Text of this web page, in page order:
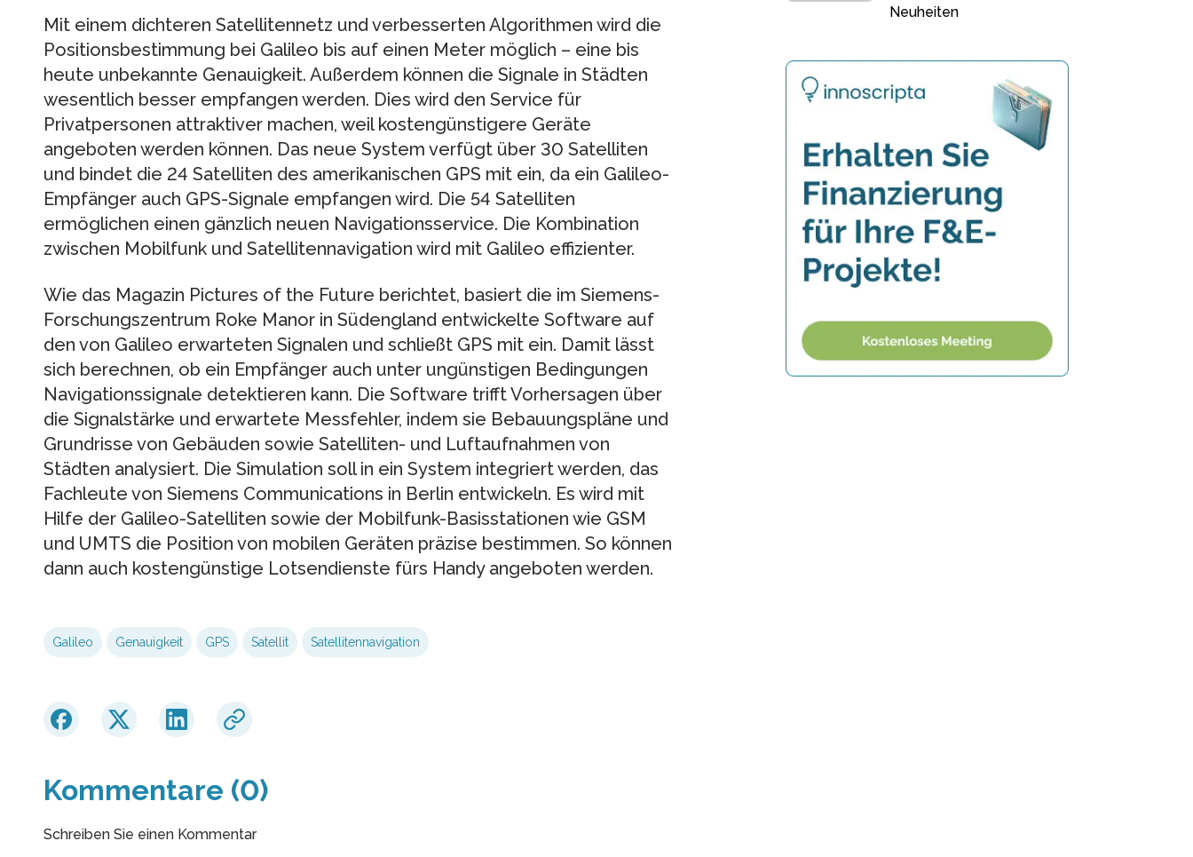
Mit einem dichteren Satellitennetz und verbesserten Algorithmen wird die
Positionsbestimmung bei Galileo bis auf einen Meter möglich – eine bis
heute unbekannte Genauigkeit. Außerdem können die Signale in Städten
wesentlich besser empfangen werden. Dies wird den Service für
Privatpersonen attraktiver machen, weil kostengünstigere Geräte
angeboten werden können. Das neue System verfügt über 30 Satelliten
und bindet die 24 Satelliten des amerikanischen GPS mit ein, da ein Galileo-
Empfänger auch GPS-Signale empfangen wird. Die 54 Satelliten
ermöglichen einen gänzlich neuen Navigationsservice. Die Kombination
zwischen Mobilfunk und Satellitennavigation wird mit Galileo effizienter.
Wie das Magazin Pictures of the Future berichtet, basiert die im Siemens-
Forschungszentrum Roke Manor in Südengland entwickelte Software auf
den von Galileo erwarteten Signalen und schließt GPS mit ein. Damit lässt
sich berechnen, ob ein Empfänger auch unter ungünstigen Bedingungen
Navigationssignale detektieren kann. Die Software trifft Vorhersagen über
die Signalstärke und erwartete Messfehler, indem sie Bebauungspläne und
Grundrisse von Gebäuden sowie Satelliten- und Luftaufnahmen von
Städten analysiert. Die Simulation soll in ein System integriert werden, das
Fachleute von Siemens Communications in Berlin entwickeln. Es wird mit
Hilfe der Galileo-Satelliten sowie der Mobilfunk-Basisstationen wie GSM
und UMTS die Position von mobilen Geräten präzise bestimmen. So können
dann auch kostengünstige Lotsendienste fürs Handy angeboten werden.
Galileo Genauigkeit GPS Satellit Satellitennavigation
Kommentare (0)
Schreiben Sie einen Kommentar
Neuheiten